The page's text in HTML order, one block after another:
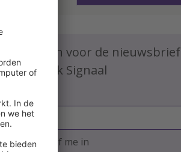
Schrijf je in voor de nieuwsbrief
HR Praktijk Signaal
E-mailadres
Ja, ik schrijf me in